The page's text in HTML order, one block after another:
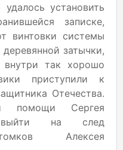
установить
записке,
винтовки системы
затычки,
внутри так хорошо
приступили к
Отечества.
помощи Сергея
выйти на след
Алексея